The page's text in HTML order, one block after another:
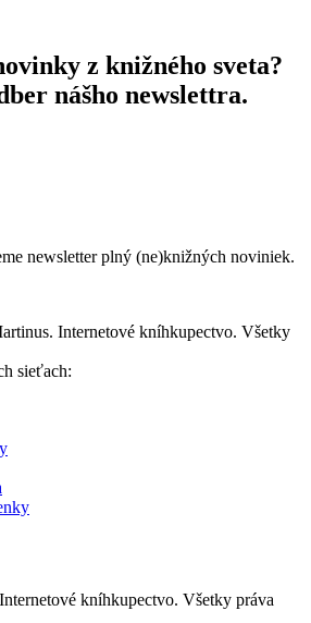
z knižného sveta?
nášho newslettra.
newsletter plný (ne)knižných noviniek.
Internetové kníhkupectvo. Všetky
sieťach:
kníhkupectvo. Všetky práva